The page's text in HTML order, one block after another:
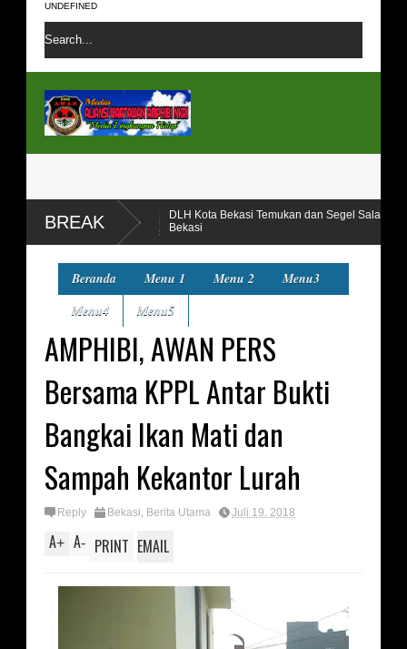
UNDEFINED
BREAK
DLH Kota Bekasi Temukan dan Segel Salah Satu Perusahaan Pelaku
Bekasi
Beranda Menu 1 Menu 2
Menu3
Menu4
Menu5
AMPHIBI, AWAN PERS
Bersama KPPL Antar Bukti
Bangkai Ikan Mati dan
Sampah Kekantor Lurah
Reply Bekasi, Berita Utama Juli 19, 2018
A+ A- PRINT EMAIL